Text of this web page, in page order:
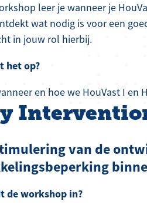
leer je wanneer je
wat nodig is voor een
in jouw rol hierbij.
het op?
en hoe we HouVast I en
van de
de workshop in?